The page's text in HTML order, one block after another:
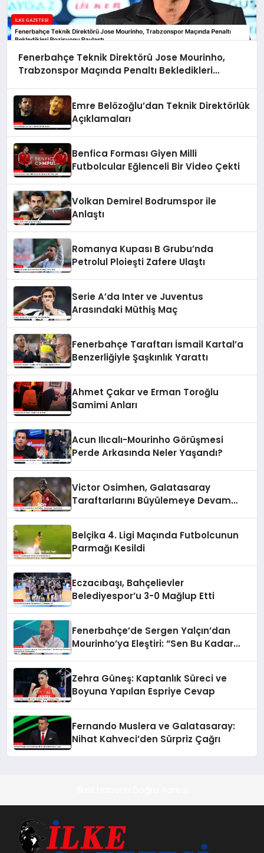
Fenerbahçe Teknik Direktörü Jose Mourinho,
Trabzonspor Maçında Penaltı Bekledikleri
Emre Belözoğlu’dan Teknik Direktörlük
Açıklamaları
Benfica Forması Giyen Milli
Futbolcular Eğlenceli Bir Video Çekti
Volkan Demirel Bodrumspor ile
Anlaştı
Romanya Kupası B Grubu’nda
Petrolul Ploieşti Zafere Ulaştı
Serie A’da Inter ve Juventus
Arasındaki Müthiş Maç
Fenerbahçe Taraftarı İsmail Kartal’a
Benzerliğiyle Şaşkınlık Yarattı
Ahmet Çakar ve Erman Toroğlu
Samimi Anları
Acun Ilıcalı-Mourinho Görüşmesi
Perde Arkasında Neler Yaşandı?
Victor Osimhen, Galatasaray
Taraftarlarını Büyülemeye Devam
Belçika 4. Ligi Maçında Futbolcunun
Parmağı Kesildi
Eczacıbaşı, Bahçelievler
Belediyespor’u 3-0 Mağlup Etti
Fenerbahçe’de Sergen Yalçın’dan
Mourinho’ya Eleştiri: “Sen Bu Kadar
Zehra Güneş: Kaptanlık Süreci ve
Boyuna Yapılan Espriye Cevap
Fernando Muslera ve Galatasaray:
Nihat Kahveci’den Sürpriz Çağrı